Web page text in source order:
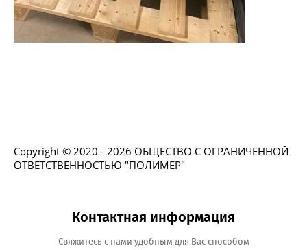
Copyright © 2020 - 2026 ОБЩЕСТВО С ОГРАНИЧЕННОЙ
ОТВЕТСТВЕННОСТЬЮ "ПОЛИМЕР"
Контактная информация
Свяжитесь с нами удобным для Вас способом